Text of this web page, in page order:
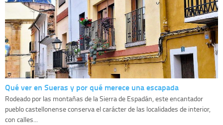
Qué ver en Sueras y por qué merece una escapada
Rodeado por las montañas de la Sierra de Espadán, este encantador
pueblo castellonense conserva el carácter de las localidades de interior,
con calles...